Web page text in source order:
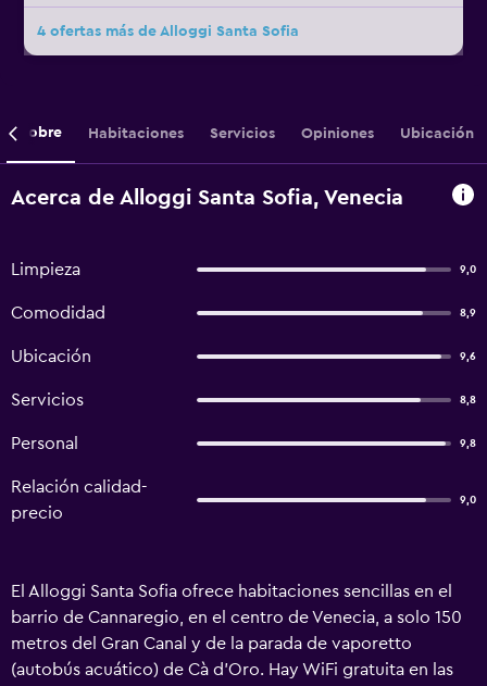
4 ofertas más de Alloggi Santa Sofia
Sobre Habitaciones Servicios Opiniones Ubicación
Acerca de Alloggi Santa Sofia, Venecia
Limpieza 9,0
Comodidad 8,9
Ubicación 9,6
Servicios 8,8
Personal 9,8
Relación calidad-
precio
9,0
El Alloggi Santa Sofia ofrece habitaciones sencillas en el
barrio de Cannaregio, en el centro de Venecia, a solo 150
metros del Gran Canal y de la parada de vaporetto
(autobús acuático) de Cà d'Oro. Hay WiFi gratuita en las